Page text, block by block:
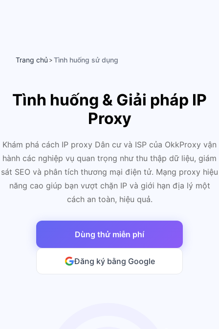
Trang chủ > Tình huống sử dụng
Tình huống & Giải pháp IP
Proxy
Khám phá cách IP proxy Dân cư và ISP của OkkProxy vận
hành các nghiệp vụ quan trọng như thu thập dữ liệu, giám
sát SEO và phân tích thương mại điện tử. Mạng proxy hiệu
năng cao giúp bạn vượt chặn IP và giới hạn địa lý một
cách an toàn, hiệu quả.
Dùng thử miễn phí
Đăng ký bằng Google